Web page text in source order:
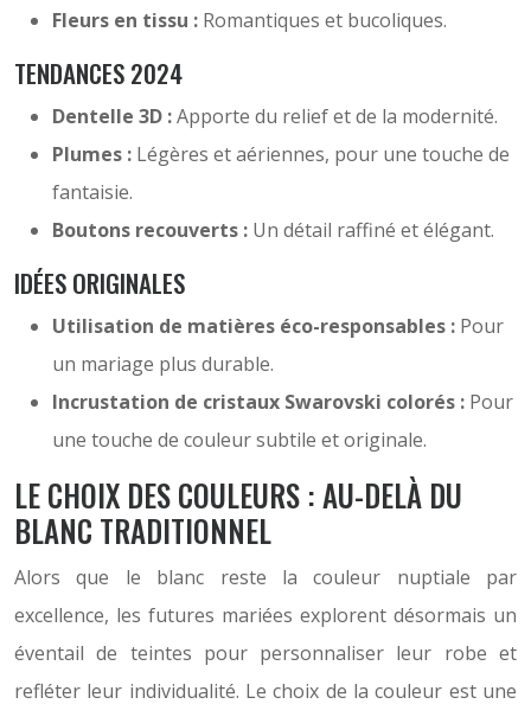
Fleurs en tissu : Romantiques et bucoliques.
TENDANCES 2024
Dentelle 3D :Apporte du relief et de la modernité.
Plumes : Légères et aériennes, pour une touche de
fantaisie.
Boutons recouverts : Un détail raffiné et élégant.
IDÉES ORIGINALES
Utilisation de matières éco-responsables : Pour
un mariage plus durable.
Incrustation de cristaux Swarovski colorés : Pour
une touche de couleur subtile et originale.
LE CHOIX DES COULEURS : AU-DELÀ DU
BLANC TRADITIONNEL
Alors que le blanc reste la couleur nuptiale par
excellence, les futures mariées explorent désormais un
éventail de teintes pour personnaliser leur robe et
refléter leur individualité. Le choix de la couleur est une